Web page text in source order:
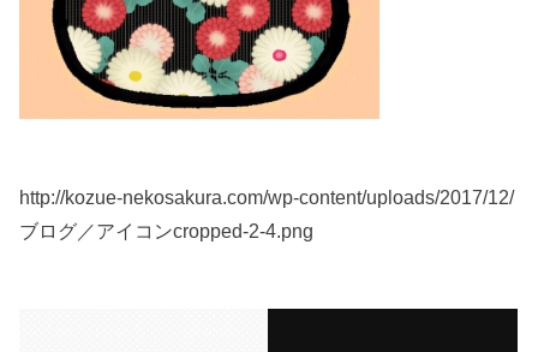
http://kozue-nekosakura.com/wp-content/uploads/2017/12/
ブログ／アイコンcropped-2-4.png